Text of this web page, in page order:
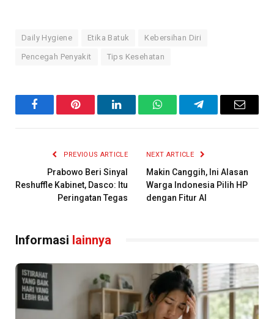
Daily Hygiene Etika Batuk Kebersihan Diri
Pencegah Penyakit Tips Kesehatan
FacebookPinterest LinkedInWhatsAppTelegramEmail
PREVIOUS ARTICLE
Prabowo Beri Sinyal
Reshuffle Kabinet, Dasco: Itu
Peringatan Tegas
NEXT ARTICLE
Makin Canggih, Ini Alasan
Warga Indonesia Pilih HP
dengan Fitur AI
Informasi lainnya